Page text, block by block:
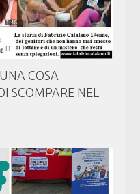
COSA
SCOMPARE NEL